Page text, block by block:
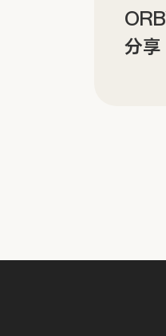
分享